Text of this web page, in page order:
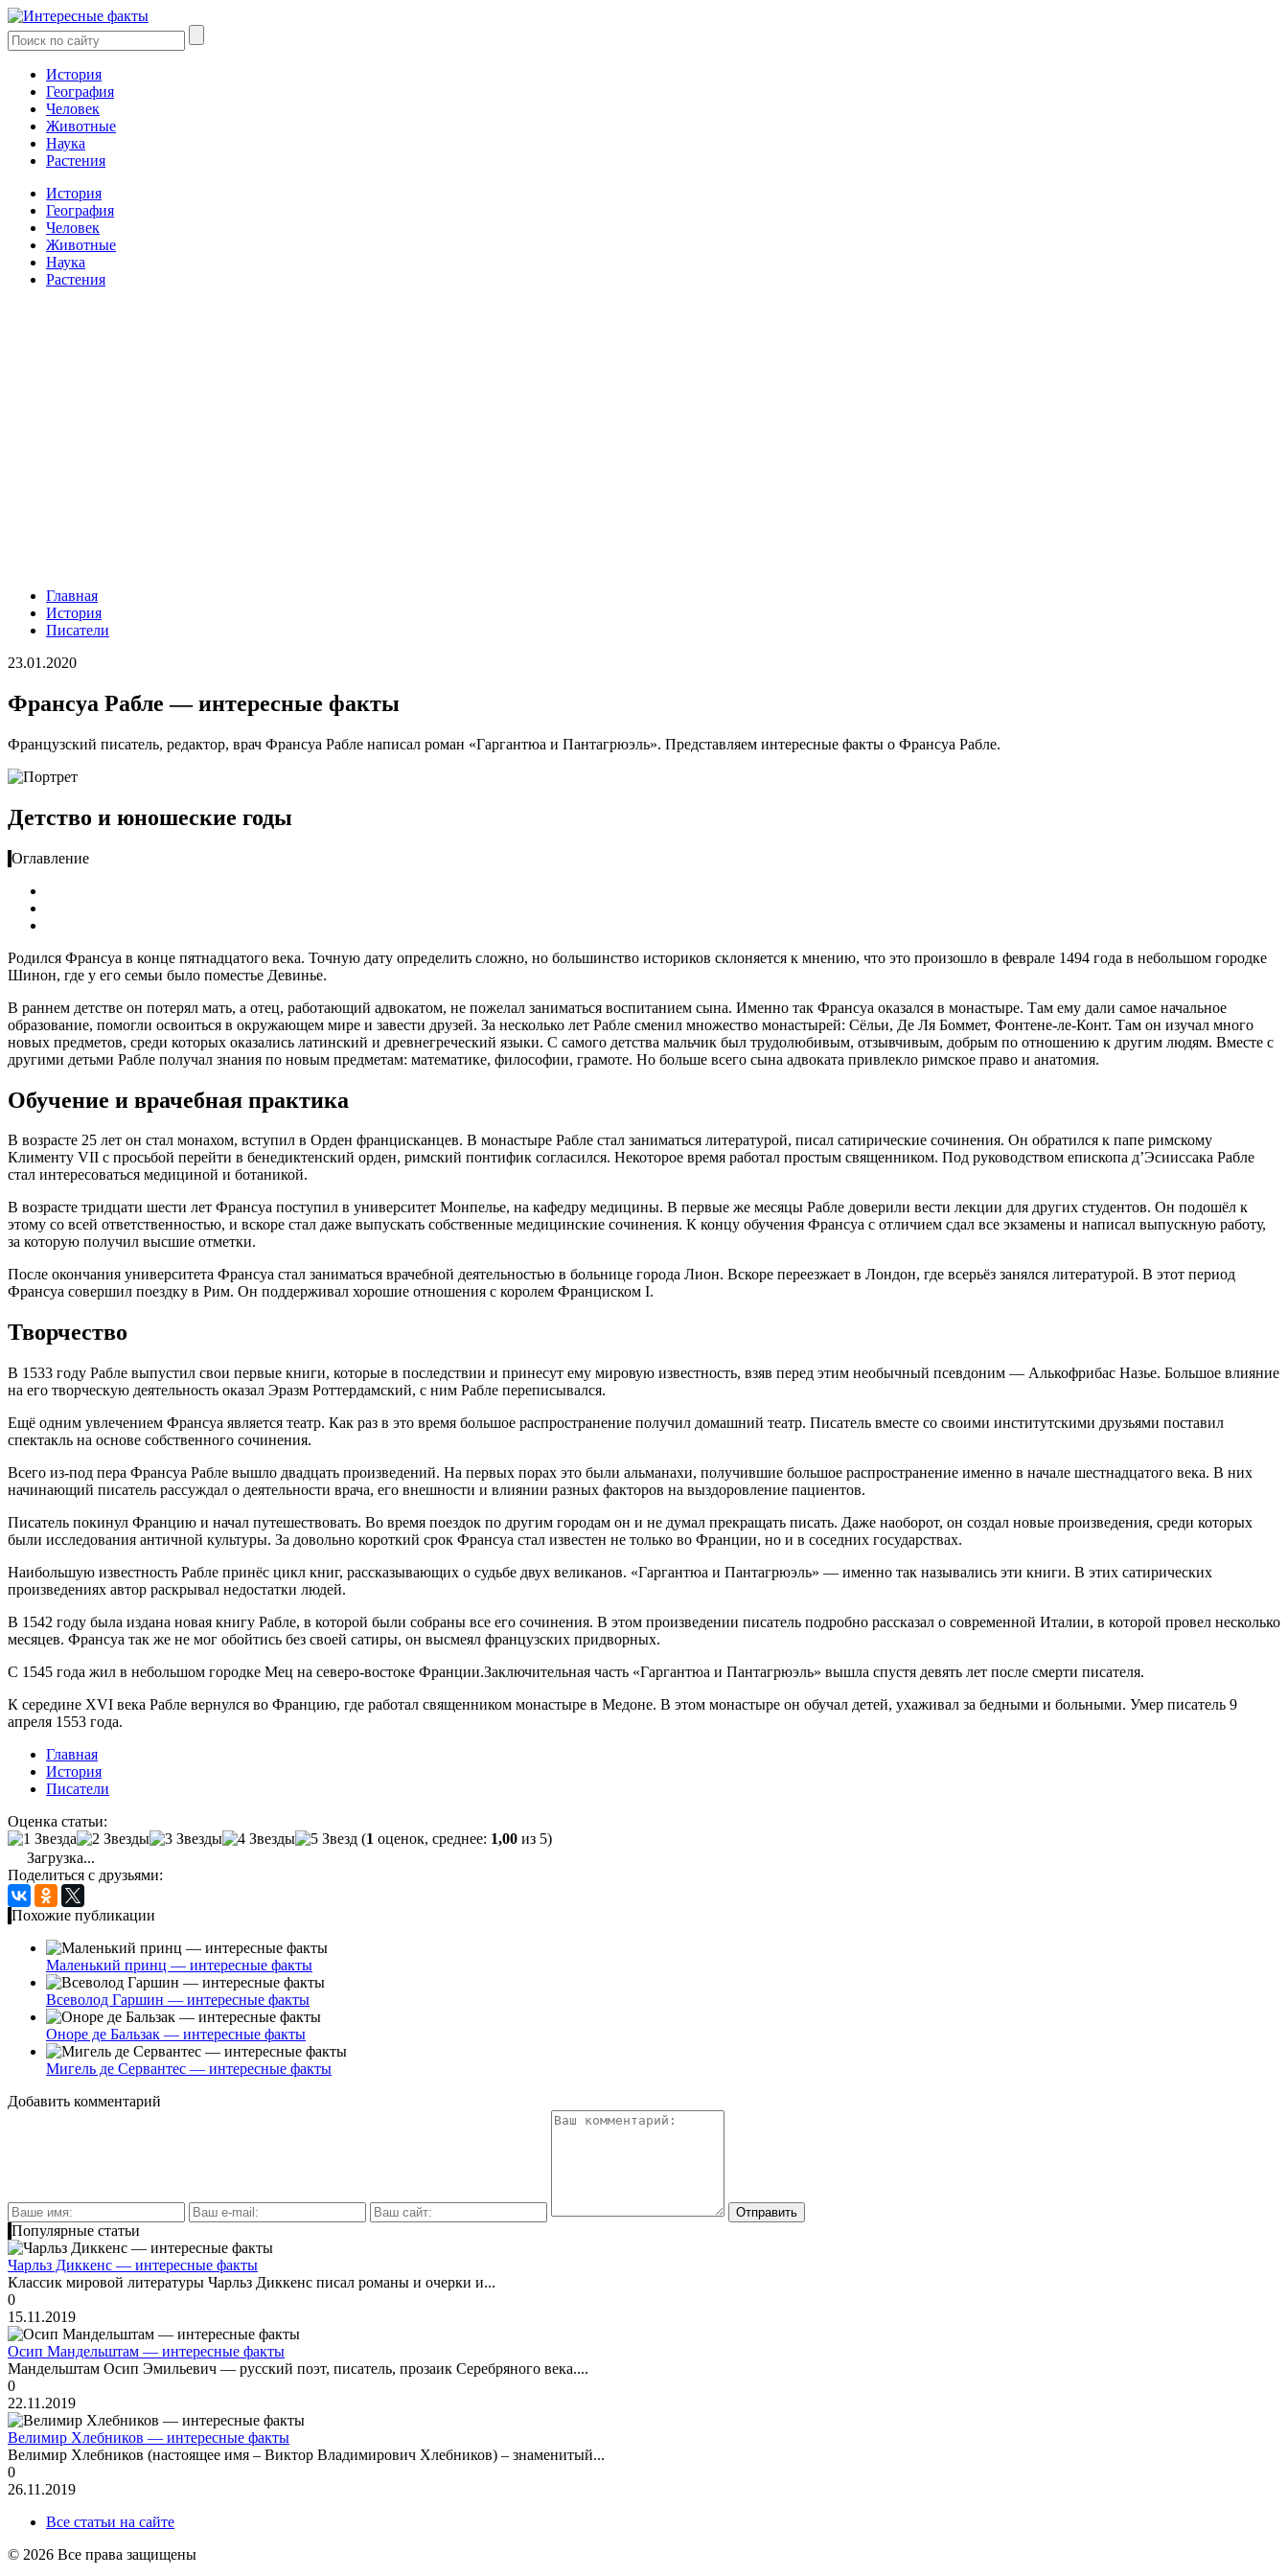
История
География
Человек
Животные
Наука
Растения
История
География
Человек
Животные
Наука
Растения
Главная
История
Писатели
23.01.2020
Франсуа Рабле — интересные факты
Французский писатель, редактор, врач Франсуа Рабле написал роман «Гаргантюа и Пантагрюэль». Представляем интересные факты о Франсуа Рабле.
Детство и юношеские годы
Оглавление
Родился Франсуа в конце пятнадцатого века. Точную дату определить сложно, но большинство историков склоняется к мнению, что это произошло в феврале 1494 года в небольшом городке
Шинон, где у его семьи было поместье Девинье.
В раннем детстве он потерял мать, а отец, работающий адвокатом, не пожелал заниматься воспитанием сына. Именно так Франсуа оказался в монастыре. Там ему дали самое начальное
образование, помогли освоиться в окружающем мире и завести друзей. За несколько лет Рабле сменил множество монастырей: Сёльи, Де Ля Боммет, Фонтене-ле-Конт. Там он изучал много
новых предметов, среди которых оказались латинский и древнегреческий языки. С самого детства мальчик был трудолюбивым, отзывчивым, добрым по отношению к другим людям. Вместе с
другими детьми Рабле получал знания по новым предметам: математике, философии, грамоте. Но больше всего сына адвоката привлекло римское право и анатомия.
Обучение и врачебная практика
В возрасте 25 лет он стал монахом, вступил в Орден францисканцев. В монастыре Рабле стал заниматься литературой, писал сатирические сочинения. Он обратился к папе римскому
Клименту VII с просьбой перейти в бенедиктенский орден, римский понтифик согласился. Некоторое время работал простым священником. Под руководством епископа д’Эсииссака Рабле
стал интересоваться медициной и ботаникой.
В возрасте тридцати шести лет Франсуа поступил в университет Монпелье, на кафедру медицины. В первые же месяцы Рабле доверили вести лекции для других студентов. Он подошёл к
этому со всей ответственностью, и вскоре стал даже выпускать собственные медицинские сочинения. К концу обучения Франсуа с отличием сдал все экзамены и написал выпускную работу,
за которую получил высшие отметки.
После окончания университета Франсуа стал заниматься врачебной деятельностью в больнице города Лион. Вскоре переезжает в Лондон, где всерьёз занялся литературой. В этот период
Франсуа совершил поездку в Рим. Он поддерживал хорошие отношения с королем Франциском I.
Творчество
В 1533 году Рабле выпустил свои первые книги, которые в последствии и принесут ему мировую известность, взяв перед этим необычный псевдоним — Алькофрибас Назье. Большое влияние
на его творческую деятельность оказал Эразм Роттердамский, с ним Рабле переписывался.
Ещё одним увлечением Франсуа является театр. Как раз в это время большое распространение получил домашний театр. Писатель вместе со своими институтскими друзьями поставил
спектакль на основе собственного сочинения.
Всего из-под пера Франсуа Рабле вышло двадцать произведений. На первых порах это были альманахи, получившие большое распространение именно в начале шестнадцатого века. В них
начинающий писатель рассуждал о деятельности врача, его внешности и влиянии разных факторов на выздоровление пациентов.
Писатель покинул Францию и начал путешествовать. Во время поездок по другим городам он и не думал прекращать писать. Даже наоборот, он создал новые произведения, среди которых
были исследования античной культуры. За довольно короткий срок Франсуа стал известен не только во Франции, но и в соседних государствах.
Наибольшую известность Рабле принёс цикл книг, рассказывающих о судьбе двух великанов. «Гаргантюа и Пантагрюэль» — именно так назывались эти книги. В этих сатирических
произведениях автор раскрывал недостатки людей.
В 1542 году была издана новая книгу Рабле, в которой были собраны все его сочинения. В этом произведении писатель подробно рассказал о современной Италии, в которой провел несколько
месяцев. Франсуа так же не мог обойтись без своей сатиры, он высмеял французских придворных.
С 1545 года жил в небольшом городке Мец на северо-востоке Франции.Заключительная часть «Гаргантюа и Пантагрюэль» вышла спустя девять лет после смерти писателя.
К середине ХVI века Рабле вернулся во Францию, где работал священником монастыре в Медоне. В этом монастыре он обучал детей, ухаживал за бедными и больными. Умер писатель 9
апреля 1553 года.
Главная
История
Писатели
Оценка статьи:
(1 оценок, среднее: 1,00 из 5)
Загрузка...
Поделиться с друзьями:
Похожие публикации
Маленький принц — интересные факты
Всеволод Гаршин — интересные факты
Оноре де Бальзак — интересные факты
Мигель де Сервантес — интересные факты
Добавить комментарий
Популярные статьи
Чарльз Диккенс — интересные факты
Классик мировой литературы Чарльз Диккенс писал романы и очерки и...
0
15.11.2019
Осип Мандельштам — интересные факты
Мандельштам Осип Эмильевич — русский поэт, писатель, прозаик Серебряного века....
0
22.11.2019
Велимир Хлебников — интересные факты
Велимир Хлебников (настоящее имя – Виктор Владимирович Хлебников) – знаменитый...
0
26.11.2019
Все статьи на сайте
© 2026 Все права защищены